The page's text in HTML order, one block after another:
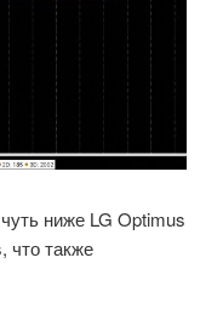
ниже LG Optimus
что также